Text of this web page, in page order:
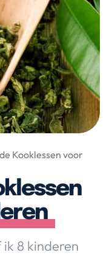
Kooklessen voor
8 kinderen